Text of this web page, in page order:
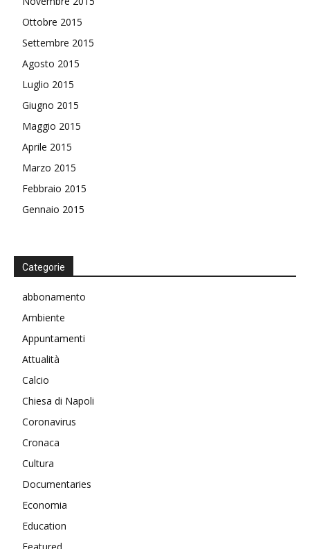
Ottobre 2015
Settembre 2015
Agosto 2015
Luglio 2015
Giugno 2015
Maggio 2015
Aprile 2015
Marzo 2015
Febbraio 2015
Gennaio 2015
Categorie
abbonamento
Ambiente
Appuntamenti
Attualità
Calcio
Chiesa di Napoli
Coronavirus
Cronaca
Cultura
Documentaries
Economia
Education